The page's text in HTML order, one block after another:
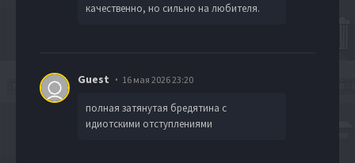
качественно, но сильно на любителя.
Guest 16 мая 2026 23:20
полная затянутая бредятина с
идиотскими отступлениями